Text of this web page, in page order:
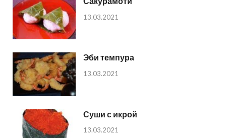
13.03.2021
Эби темпура
13.03.2021
Суши с икрой
13.03.2021